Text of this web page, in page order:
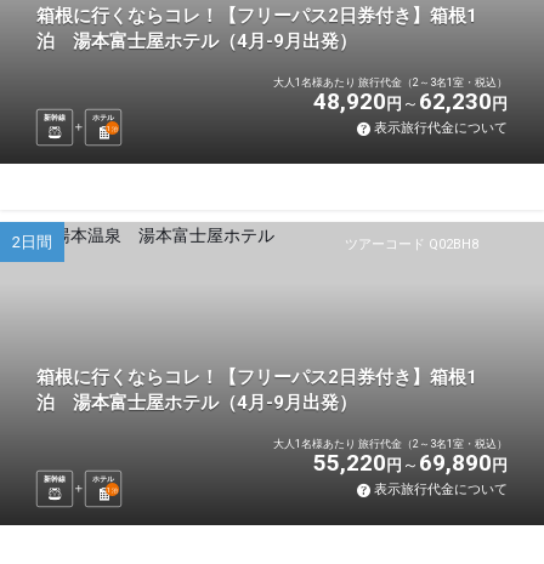
箱根に行くならコレ！【フリーパス2日券付き】箱根1
泊 湯本富士屋ホテル（4月-9月出発）
新幹線
ホテル
1 泊
大人1名様あたり 旅行代金（2～3名1室・税込）
48,920 円 62,230 円
表示旅行代金について
ツアーコード Q02BH8
2日間
箱根に行くならコレ！【フリーパス2日券付き】箱根1
泊 湯本富士屋ホテル（4月-9月出発）
新幹線
ホテル
1 泊
大人1名様あたり 旅行代金（2～3名1室・税込）
55,220 円 69,890 円
表示旅行代金について